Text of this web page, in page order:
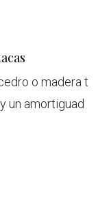
o madera t
un amortiguad